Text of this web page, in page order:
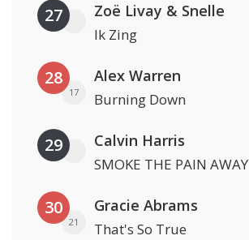
27 Zoë Livay & Snelle
Ik Zing
28
17
Alex Warren
Burning Down
29 Calvin Harris
SMOKE THE PAIN AWAY
30
21
Gracie Abrams
That's So True